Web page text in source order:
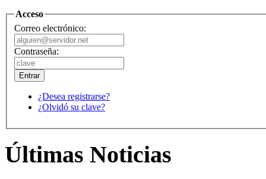
Acceso
Correo electrónico:
Contraseña:
¿Desea registrarse?
¿Olvidó su clave?
Últimas Noticias